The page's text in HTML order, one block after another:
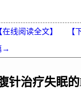
在线阅读全文】 【
→
针治疗失眠